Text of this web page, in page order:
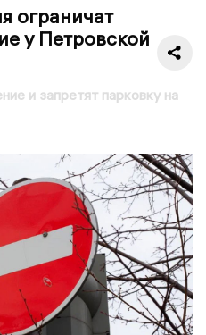
ограничат
у Петровской
и запретят парковку на